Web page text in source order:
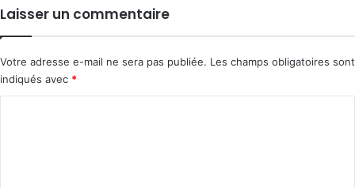
Laisser un commentaire
Votre adresse e-mail ne sera pas publiée. Les champs obligatoires sont
indiqués avec *